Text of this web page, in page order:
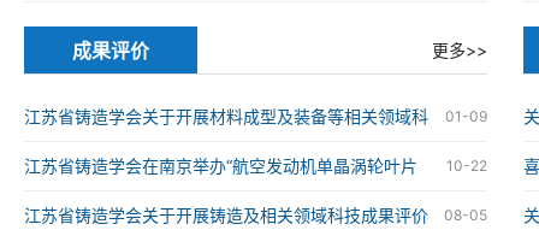
竞赛的通知
成果评价 更多>>
01-09
江苏省铸造学会关于开展材料成型及装备等相关领域科
技成果评价工作的通知 10-22
江苏省铸造学会在南京举办“航空发动机单晶涡轮叶片
仿生结构设计与精准制造技术”科技成果评价会 08-05
江苏省铸造学会关于开展铸造及相关领域科技成果评价